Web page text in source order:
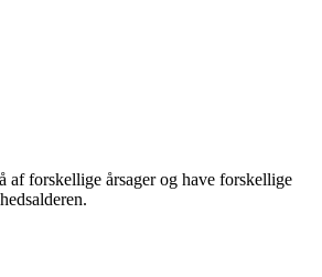
af forskellige årsager og have forskellige